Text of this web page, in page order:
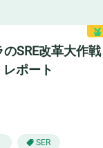
SRE改革大作
ポート
SER